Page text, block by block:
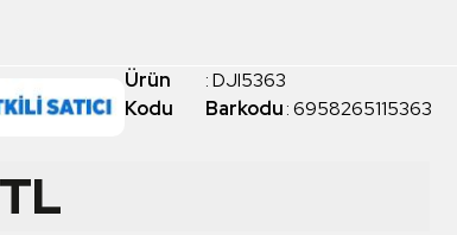
Ürün
Kodu
:DJI5363
Barkodu:6958265115363
TL